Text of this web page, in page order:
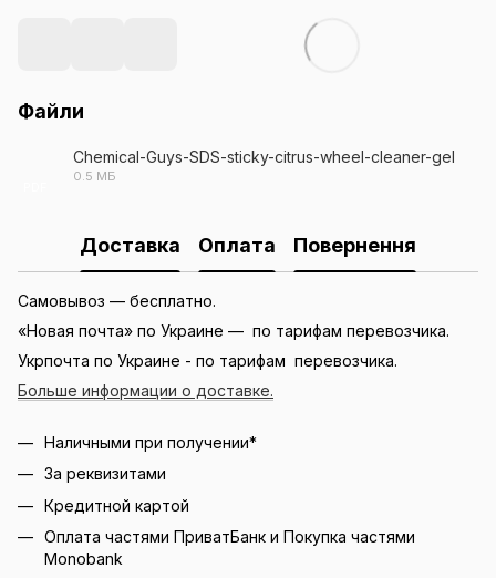
Файли
Chemical-Guys-SDS-sticky-citrus-wheel-cleaner-gel
0.5 МБ
Доставка Оплата Повернення
Самовывоз — бесплатно.
«Новая почта» по Украине — по тарифам перевозчика.
Укрпочта по Украине - по тарифам перевозчика.
Больше информации о доставке.
Наличными при получении*
За реквизитами
Кредитной картой
Оплата частями ПриватБанк и Покупка частями
Monobank